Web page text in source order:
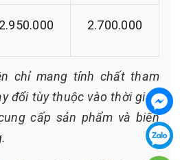
2.950.000 2.700.000
chỉ mang tính chất tham
đổi tùy thuộc vào thời gian
cấp sản phẩm và biến